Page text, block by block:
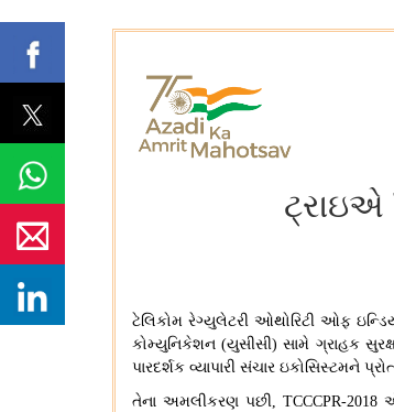
ટ્રાઇએ
ટેલિકોમ રેગ્યુલેટરી ઓથોરિટી ઓફ
કોમ્યુનિકેશન(યુસીસી)સામે ગ્રાહક
પારદર્શક વ્યાપારી સંચાર ઇકોસિસ્ટમને
તેના અમલીકરણ પછી, TCCCPR-2018